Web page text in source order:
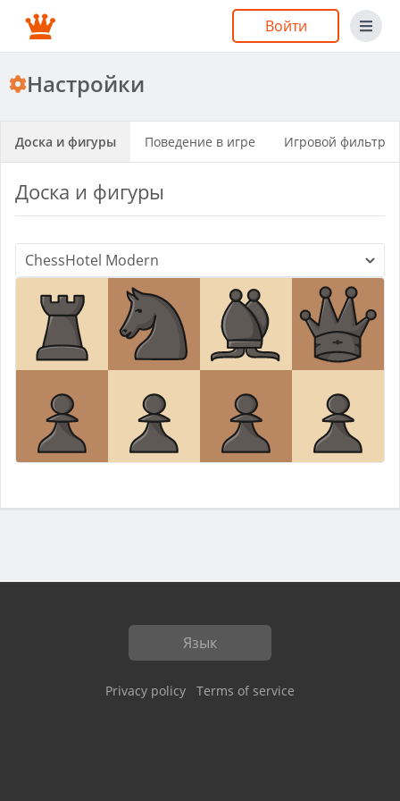
Войти
Настройки
Доска и фигуры Поведение в игре Игровой фильтр
Доска и фигуры
Язык
Privacy policy Terms of service